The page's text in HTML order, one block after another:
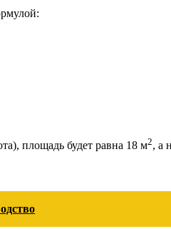
площадь будет равна 18 м2, а